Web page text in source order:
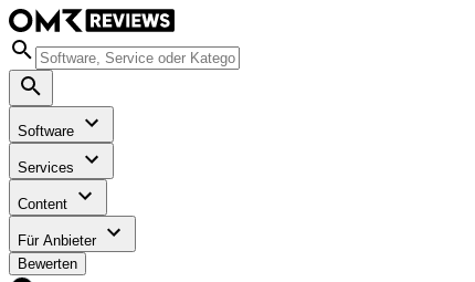
Software
Services
Content
Für Anbieter
Bewerten